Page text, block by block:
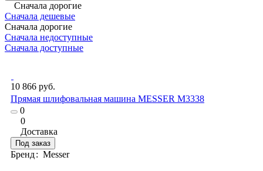
Сначала дорогие
Сначала дешевые
Сначала дорогие
Сначала недоступные
Сначала доступные
10 866 руб.
Прямая шлифовальная машина MESSER M3338
0
0
Доставка
Под заказ
Бренд: Messer